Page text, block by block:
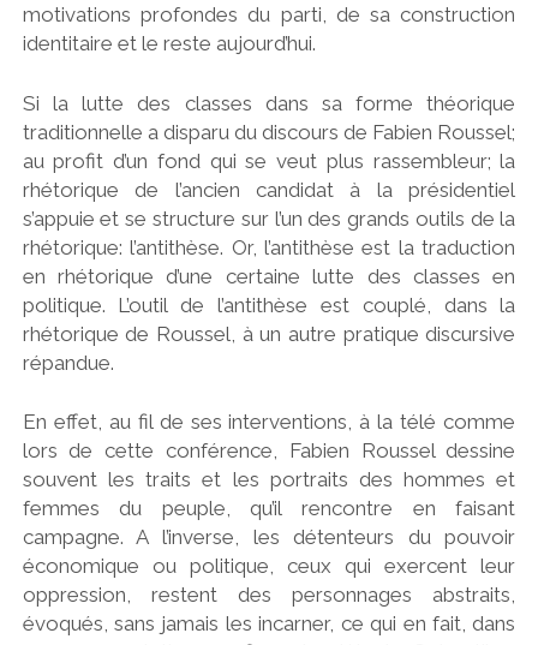
motivations profondes du parti, de sa construction
identitaire et le reste aujourd’hui.
Si la lutte des classes dans sa forme théorique
traditionnelle a disparu du discours de Fabien Roussel;
au profit d’un fond qui se veut plus rassembleur; la
rhétorique de l’ancien candidat à la présidentiel
s’appuie et se structure sur l’un des grands outils de la
rhétorique: l’antithèse. Or, l’antithèse est la traduction
en rhétorique d’une certaine lutte des classes en
politique. L’outil de l’antithèse est couplé, dans la
rhétorique de Roussel, à un autre pratique discursive
répandue.
En effet, au fil de ses interventions, à la télé comme
lors de cette conférence, Fabien Roussel dessine
souvent les traits et les portraits des hommes et
femmes du peuple, qu’il rencontre en faisant
campagne. A l’inverse, les détenteurs du pouvoir
économique ou politique, ceux qui exercent leur
oppression, restent des personnages abstraits,
évoqués, sans jamais les incarner, ce qui en fait, dans